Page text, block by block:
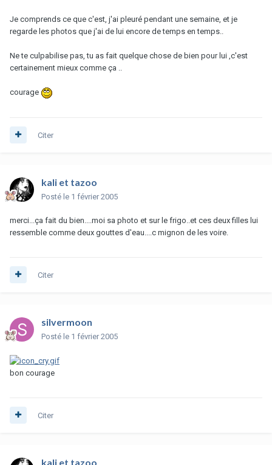
Je comprends ce que c'est, j'ai pleuré pendant une semaine, et je
regarde les photos que j'ai de lui encore de temps en temps..
Ne te culpabilise pas, tu as fait quelque chose de bien pour lui ,c'est
certainement mieux comme ça ..
courage
Citer
kali et tazoo
Posté le 1 février 2005
merci...ça fait du bien....moi sa photo et sur le frigo..et ces deux filles lui
ressemble comme deux gouttes d'eau....c mignon de les voire.
Citer
silvermoon
Posté le 1 février 2005
bon courage
Citer
kali et tazoo